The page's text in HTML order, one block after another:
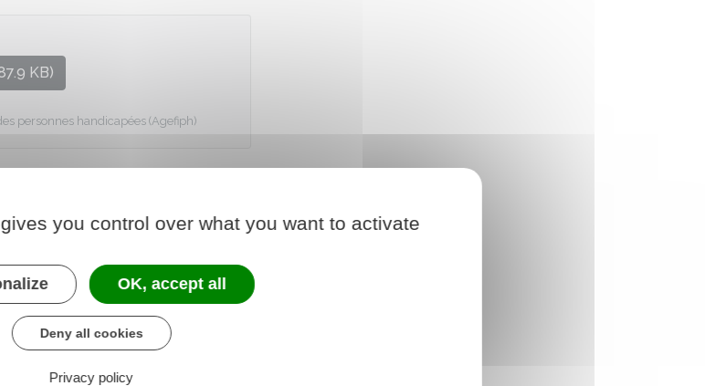
KB)
personnes handicapées (Agefiph)
you control over what you want to activate
OK, accept all
Deny all cookies
Privacy policy